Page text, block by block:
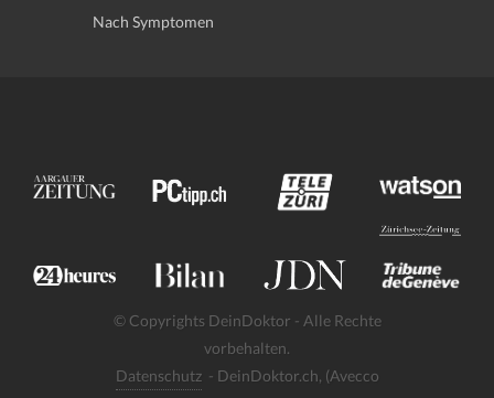
Nach Symptomen
© Copyrights DeinDoktor - Alle Rechte
vorbehalten.
Datenschutz - DeinDoktor.ch, (Avecco